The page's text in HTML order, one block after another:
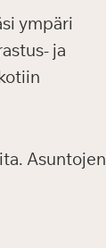
ympäri
ja
Asuntojen